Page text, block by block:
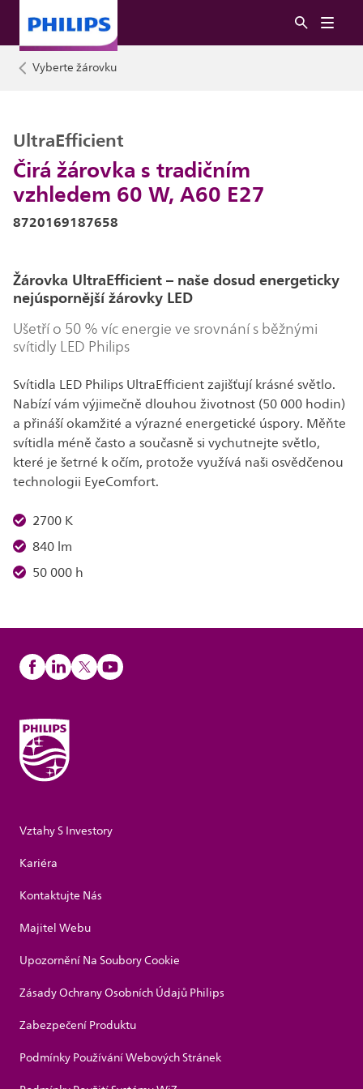
Vyberte žárovku
Čirá žárovka s tradičním
vzhledem 60 W, A60 E27
UltraEfficient
8720169187658
Žárovka UltraEfficient – naše dosud energeticky
nejúspornější žárovky LED
Ušetří o 50 % víc energie ve srovnání s běžnými
svítidly LED Philips
Svítidla LED Philips UltraEfficient zajišťují krásné světlo.
Nabízí vám výjimečně dlouhou životnost (50 000 hodin)
a přináší okamžité a výrazné energetické úspory. Měňte
svítidla méně často a současně si vychutnejte světlo,
které je šetrné k očím, protože využívá naši osvědčenou
technologii EyeComfort.
2700 K
840 lm
50 000 h
Vztahy S Investory
Kariéra
Kontaktujte Nás
Majitel Webu
Upozornění Na Soubory Cookie
Zásady Ochrany Osobních Údajů Philips
Zabezpečení Produktu
Podmínky Používání Webových Stránek